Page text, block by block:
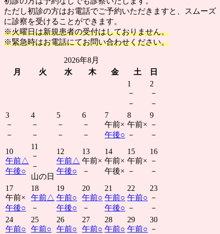
ただし初診の方はお電話でご予約いただきますと、スムーズ
に診察を受けることができます。
※火曜日は新規患者の受付はしておりません。
※緊急時はお電話にてお問い合わせください。
2026年8月
月
火 水 木 金 土
日
1
－
－
2
－
－
3
－
－
4
－
－
5
－
－
6
－
－
7
午前×
午後○
8
午前×
－
9
－
－
10
午前△
午後○
11
－
－
山の日
12
午前△
午後○
13
午前×
－
14
午前×
午後×
15
午前×
－
16
－
－
17
午前×
午後○
18
午前△
－
19
午前○
午後○
20
午前○
－
21
午前○
午後○
22
午前○
－
23
－
－
24
午前○
25
午前○
26
午前○
27
午前○
28
午前○
29
午前○
30
－